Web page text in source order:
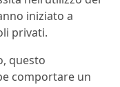
iniziato a
privati.
questo
comportare un